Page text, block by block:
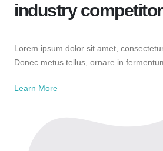
industry
Lorem ipsum dolor sit amet,
Donec metus tellus, ornare in
Learn More